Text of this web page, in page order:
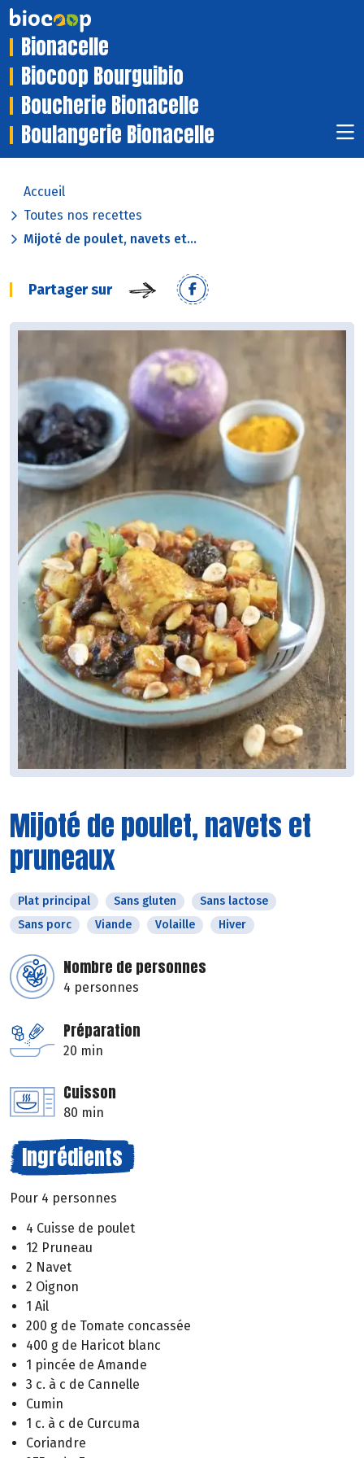
Bionacelle
Biocoop Bourguibio
Boucherie Bionacelle
Boulangerie Bionacelle
Accueil
Toutes nos recettes
Mijoté de poulet, navets et...
Partager sur
Mijoté de poulet, navets et
pruneaux
Plat principal Sans gluten
Sans lactose
Sans porc
Viande Volaille Hiver
Nombre de personnes
4 personnes
Préparation
20 min
Cuisson
80 min
Ingrédients
Pour 4 personnes
4 Cuisse de poulet
12 Pruneau
2 Navet
2 Oignon
1 Ail
200 g de Tomate concassée
400 g de Haricot blanc
1 pincée de Amande
3 c. à c de Cannelle
Cumin
1 c. à c de Curcuma
Coriandre